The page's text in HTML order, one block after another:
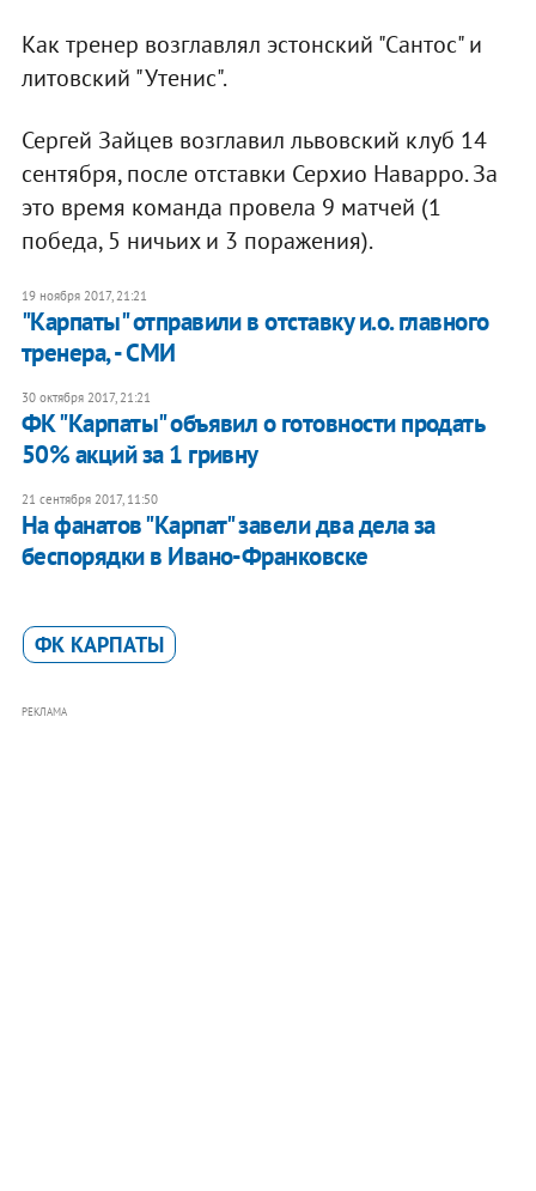
Как тренер возглавлял эстонский "Сантос" и
литовский "Утенис".
Сергей Зайцев возглавил львовский клуб 14
сентября, после отставки Серхио Наварро. За
это время команда провела 9 матчей (1
победа, 5 ничьих и 3 поражения).
19 ноября 2017, 21:21
"Карпаты" отправили в отставку и.о. главного
тренера, - СМИ
30 октября 2017, 21:21
ФК "Карпаты" объявил о готовности продать
50% акций за 1 гривну
21 сентября 2017, 11:50
На фанатов "Карпат" завели два дела за
беспорядки в Ивано-Франковске
ФК КАРПАТЫ
РЕКЛАМА